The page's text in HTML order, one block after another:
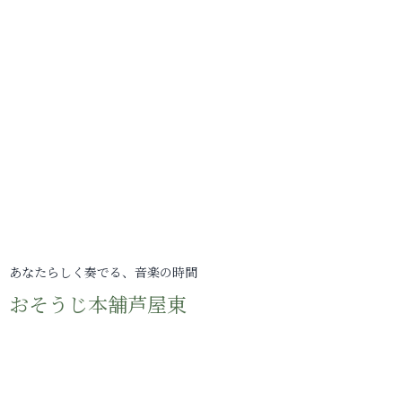
あなたらしく奏でる、音楽の時間
おそうじ本舗芦屋東